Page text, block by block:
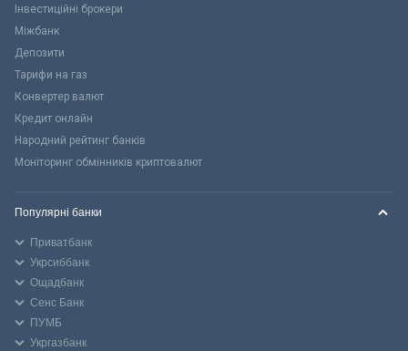
Інвестиційні брокери
Міжбанк
Депозити
Тарифи на газ
Конвертер валют
Кредит онлайн
Народний рейтинг банків
Моніторинг обмінників криптовалют
Популярні банки
Приватбанк
Укрсиббанк
Ощадбанк
Сенс Банк
ПУМБ
Укргазбанк